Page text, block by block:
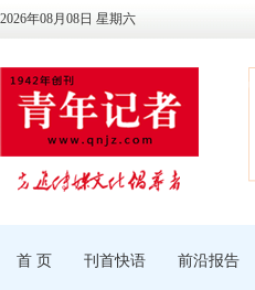
2026年08月08日 星期六
首 页 刊首快语 前沿报告